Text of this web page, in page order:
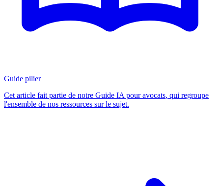
Guide pilier
Cet article fait partie de notre Guide IA pour avocats, qui regroupe
l'ensemble de nos ressources sur le sujet.